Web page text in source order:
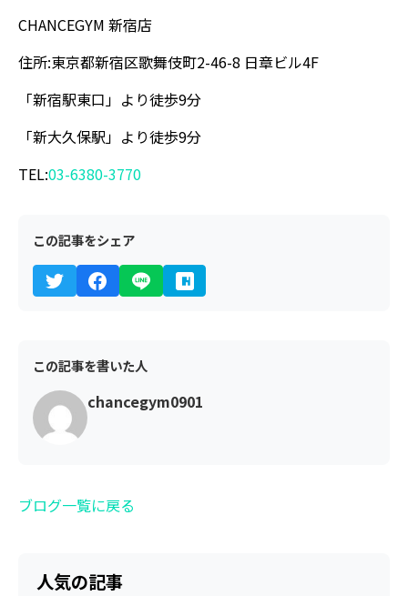
CHANCEGYM 新宿店
住所:東京都新宿区歌舞伎町2-46-8 日章ビル4F
「新宿駅東口」より徒歩9分
「新大久保駅」より徒歩9分
TEL:03-6380-3770
この記事をシェア
この記事を書いた人
chancegym0901
ブログ一覧に戻る
人気の記事